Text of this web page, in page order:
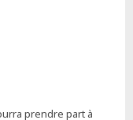
prendre part à